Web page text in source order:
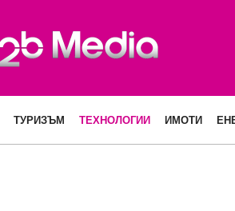
ТУРИЗЪМ ТЕХНОЛОГИИ ИМОТИ